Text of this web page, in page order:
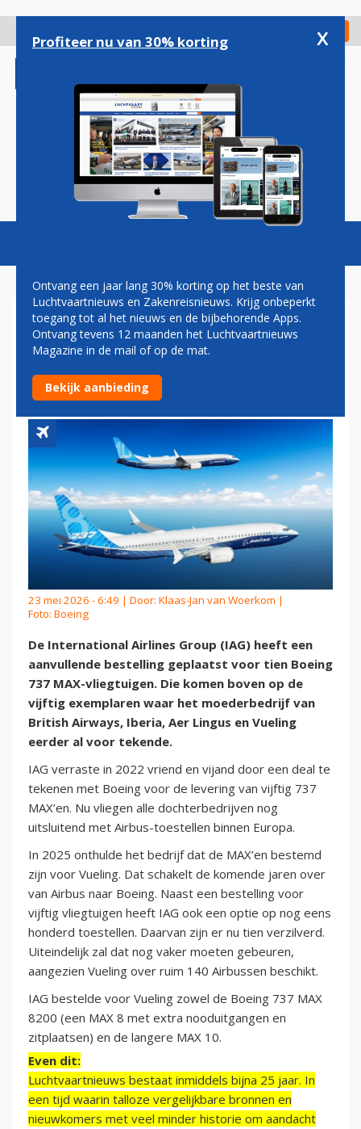
gaan
Check in
Magazine Podcasts Vacatures
IAG BESTELT EXTRA BOEING
737 MAX-VLIEGTUIGEN VOOR
DOCHTER VUELING
23 mei 2026 - 6:49 | Door: Klaas-Jan van Woerkom |
Foto: Boeing
De International Airlines Group (IAG) heeft een
aanvullende bestelling geplaatst voor tien Boeing
737 MAX-vliegtuigen. Die komen boven op de
vijftig exemplaren waar het moederbedrijf van
British Airways, Iberia, Aer Lingus en Vueling
eerder al voor tekende.
IAG verraste in 2022 vriend en vijand door een deal te
tekenen met Boeing voor de levering van vijftig 737
MAX’en. Nu vliegen alle dochterbedrijven nog
uitsluitend met Airbus-toestellen binnen Europa.
In 2025 onthulde het bedrijf dat de MAX’en bestemd
zijn voor Vueling. Dat schakelt de komende jaren over
van Airbus naar Boeing. Naast een bestelling voor
vijftig vliegtuigen heeft IAG ook een optie op nog eens
honderd toestellen. Daarvan zijn er nu tien verzilverd.
Uiteindelijk zal dat nog vaker moeten gebeuren,
aangezien Vueling over ruim 140 Airbussen beschikt.
IAG bestelde voor Vueling zowel de Boeing 737 MAX
8200 (een MAX 8 met extra nooduitgangen en
zitplaatsen) en de langere MAX 10.
Even dit:
Luchtvaartnieuws bestaat inmiddels bijna 25 jaar. In
een tijd waarin talloze vergelijkbare bronnen en
nieuwkomers met veel minder historie om aandacht
Profiteer nu van 30% korting x
Ontvang een jaar lang 30% korting op het beste van
Luchtvaartnieuws en Zakenreisnieuws. Krijg onbeperkt
toegang tot al het nieuws en de bijbehorende Apps.
Ontvang tevens 12 maanden het Luchtvaartnieuws
Magazine in de mail of op de mat.
Bekijk aanbieding